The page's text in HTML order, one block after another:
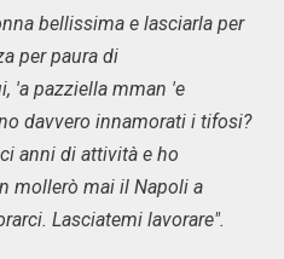
bellissima e lasciarla per
per paura di
'a pazziella mman 'e
davvero innamorati i tifosi?
anni di attività e ho
mollerò mai il Napoli a
Lasciatemi lavorare".